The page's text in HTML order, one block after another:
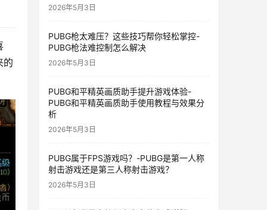
的
2026年5月3日
PUBG枪太难压？这些技巧帮你轻松掌控-
PUBG枪法难控制怎么解决
2026年5月3日
PUBG和平精英画质助手提升游戏体验-
PUBG和平精英画质助手使用教程与效果分
析
2026年5月3日
PUBG属于FPS游戏吗？-PUBG是第一人称
射击游戏还是第三人称射击游戏？
2026年5月3日